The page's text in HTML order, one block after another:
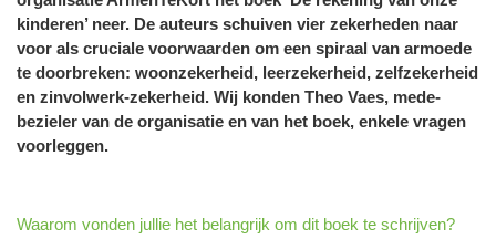
kinderen’ neer. De auteurs schuiven vier zekerheden naar
voor als cruciale voorwaarden om een spiraal van armoede
te doorbreken: woonzekerheid, leerzekerheid, zelfzekerheid
en zinvolwerk-zekerheid. Wij konden Theo Vaes, mede-
bezieler van de organisatie en van het boek, enkele vragen
voorleggen.
Waarom vonden jullie het belangrijk om dit boek te schrijven?